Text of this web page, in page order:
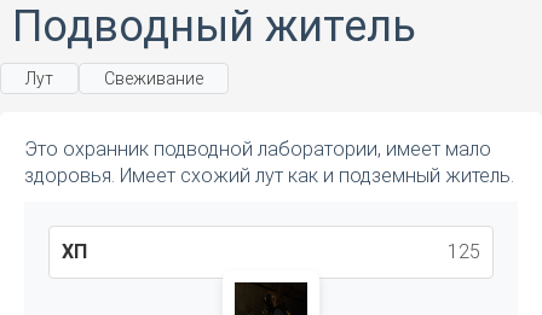
Подводный житель
Лут Свеживание
Это охранник подводной лаборатории, имеет мало
здоровья. Имеет схожий лут как и подземный житель.
ХП 125